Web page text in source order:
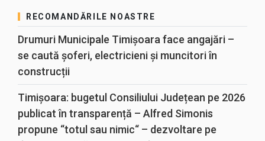
RECOMANDĂRILE NOASTRE
Drumuri Municipale Timișoara face angajări –
se caută șoferi, electricieni și muncitori în
construcții
Timișoara: bugetul Consiliului Județean pe 2026
publicat în transparență – Alfred Simonis
propune “totul sau nimic“ – dezvoltare pe